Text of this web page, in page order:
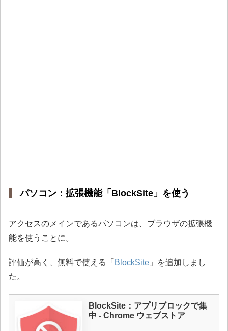
パソコン：拡張機能「BlockSite」を使う
アクセスのメインであるパソコンは、ブラウザの拡張機
能を使うことに。
評価が高く、無料で使える「 BlockSite 」を追加しまし
た。
BlockSite：アプリブロックで集
中 - Chrome ウェブストア